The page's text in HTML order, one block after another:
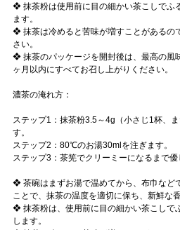
❖ 抹茶粉は使用前に目の細かい茶こしでふ
ます。
❖ 抹茶は冷めると苦味が増すことがあるの
さい。
❖ 抹茶のパッケージを開封後は、最高の風
ヶ月以内にすべてお召し上がりください。
濃茶の淹れ方：
ステップ1：抹茶粉3.5～4g（小さじ1杯、
す。
ステップ2：80℃のお湯30mlを注ぎます。
ステップ3：茶筅でクリーミーになるまで優
❖ 茶碗はまずお湯で温めてから、布巾など
ことで、抹茶の温度を適切に保ち、新鮮な
❖ 抹茶粉は、使用前に目の細かい茶こしで
します。